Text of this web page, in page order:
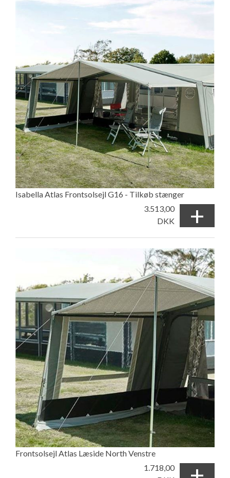
Isabella Atlas Frontsolsejl G16 - Tilkøb stænger
3.513,00
DKK
+
Frontsolsejl Atlas Læside North Venstre
1.718,00